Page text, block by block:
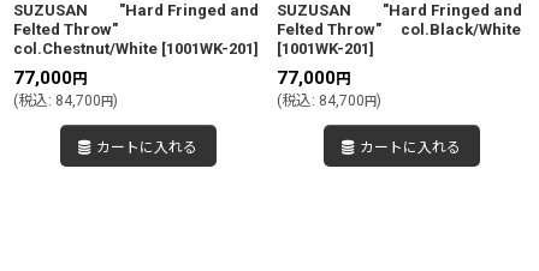
SUZUSAN "Hard Fringed and
Felted Throw"
col.Chestnut/White [1001WK-201]
77,000円
(税込: 84,700円)
カートに入れる
SUZUSAN "Hard Fringed and
Felted Throw" col.Black/White
[1001WK-201]
77,000円
(税込: 84,700円)
カートに入れる